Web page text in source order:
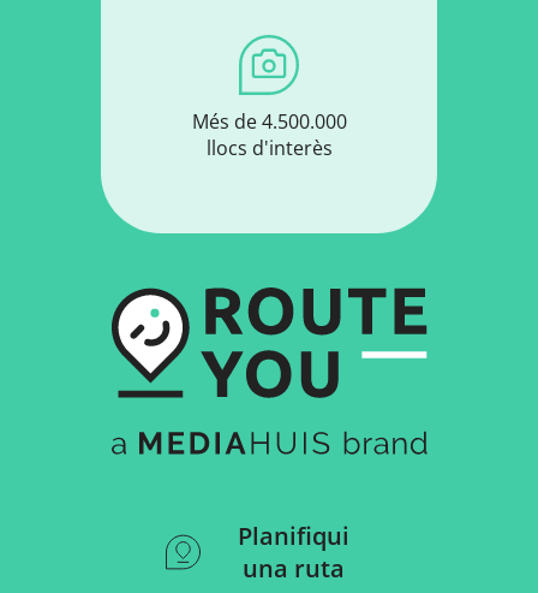
Més de 4.500.000
llocs d'interès
Planifiqui
una ruta